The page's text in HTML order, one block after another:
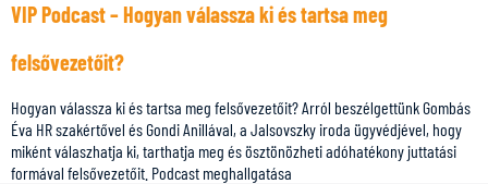
VIP Podcast – Hogyan válassza ki és tartsa meg
felsővezetőit?
Hogyan válassza ki és tartsa meg felsővezetőit? Arról beszélgettünk Gombás
Éva HR szakértővel és Gondi Anillával, a Jalsovszky iroda ügyvédjével, hogy
miként válaszhatja ki, tarthatja meg és ösztönözheti adóhatékony juttatási
formával felsővezetőit. Podcast meghallgatása